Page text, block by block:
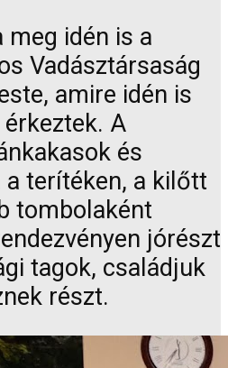
idén is a
Vadásztársaság
amire idén is
A
és
terítéken, a kilőtt
tombolaként
jórészt
tagok, családjuk
részt.